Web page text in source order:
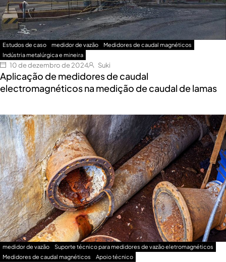
Estudos de caso medidor de vazão
Medidores de caudal magnéticos
Indústria metalúrgica e mineira
10 de dezembro de 2024 Suki
Aplicação de medidores de caudal
electromagnéticos na medição de caudal de lamas
medidor de vazão
Suporte técnico para medidores de vazão eletromagnéticos
Medidores de caudal magnéticos
Apoio técnico